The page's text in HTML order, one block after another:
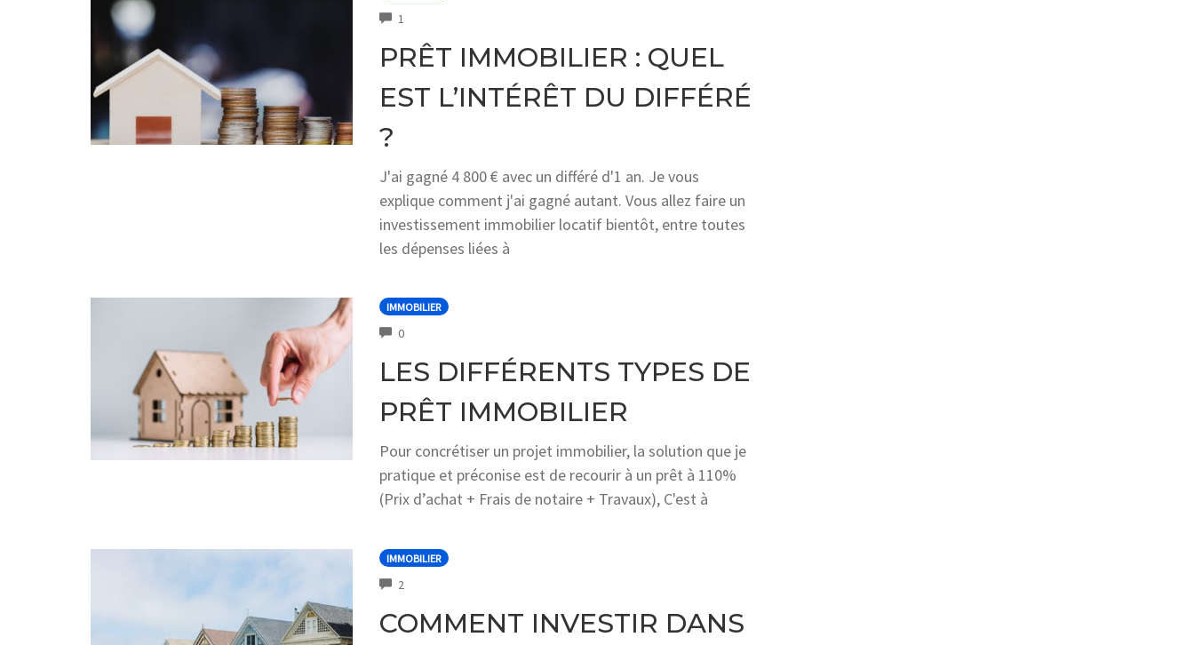
1
PRÊT IMMOBILIER : QUEL
EST L’INTÉRÊT DU DIFFÉRÉ
?
J'ai gagné 4 800 € avec un différé d'1 an. Je vous
explique comment j'ai gagné autant. Vous allez faire un
investissement immobilier locatif bientôt, entre toutes
les dépenses liées à
IMMOBILIER
0COMMENTS
LES DIFFÉRENTS TYPES DE
PRÊT IMMOBILIER
Pour concrétiser un projet immobilier, la solution que je
pratique et préconise est de recourir à un prêt à 110%
(Prix d’achat + Frais de notaire + Travaux), C'est à
IMMOBILIER
2
COMMENT INVESTIR DANS